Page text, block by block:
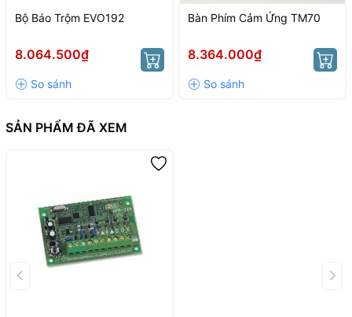
Bộ Báo Trộm EVO192
8.064.500₫
Bàn Phím Cảm Ứng TM70
8.364.000₫
SẢN PHẨM ĐÃ XEM